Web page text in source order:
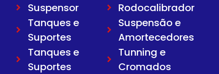
Suspensor
Tanques e
Suportes
Tanques e
Suportes
Rodocalibrador
Suspensão e
Amortecedores
Tunning e
Cromados